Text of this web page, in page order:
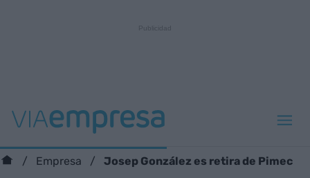
Empresa Josep González es retira de Pimec